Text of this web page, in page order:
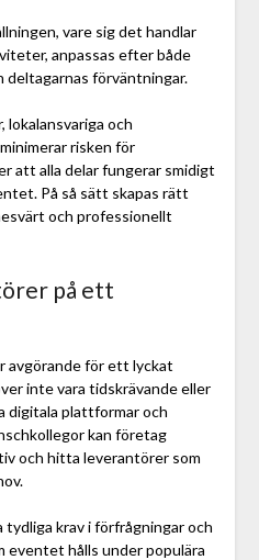
vare sig det handlar
anpassas efter både
förväntningar.
lokalansvariga och
risken för
att alla delar fungerar smidigt
På så sätt skapas rätt
och professionellt
på ett
för ett lyckat
inte vara tidskrävande eller
digitala plattformar och
kan företag
och hitta leverantörer som
krav i förfrågningar och
eventet hålls under populära